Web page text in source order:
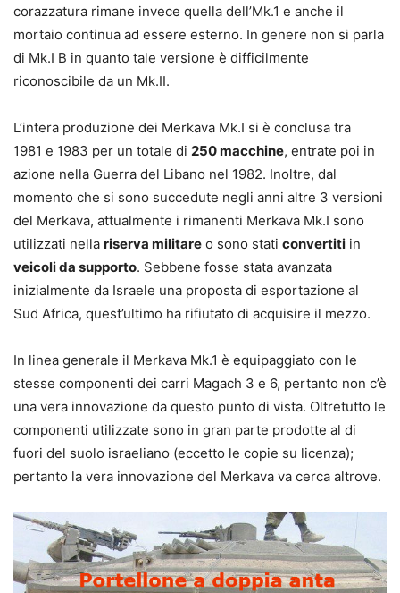
corazzatura rimane invece quella dell’Mk.1 e anche il
mortaio continua ad essere esterno. In genere non si parla
di Mk.I B in quanto tale versione è difficilmente
riconoscibile da un Mk.II.
L’intera produzione dei Merkava Mk.I si è conclusa tra
1981 e 1983 per un totale di 250 macchine, entrate poi in
azione nella Guerra del Libano nel 1982. Inoltre, dal
momento che si sono succedute negli anni altre 3 versioni
del Merkava, attualmente i rimanenti Merkava Mk.I sono
utilizzati nella riserva militare o sono stati convertiti in
veicoli da supporto. Sebbene fosse stata avanzata
inizialmente da Israele una proposta di esportazione al
Sud Africa, quest’ultimo ha rifiutato di acquisire il mezzo.
In linea generale il Merkava Mk.1 è equipaggiato con le
stesse componenti dei carri Magach 3 e 6, pertanto non c’è
una vera innovazione da questo punto di vista. Oltretutto le
componenti utilizzate sono in gran parte prodotte al di
fuori del suolo israeliano (eccetto le copie su licenza);
pertanto la vera innovazione del Merkava va cerca altrove.